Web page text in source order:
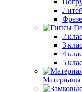
2
3
4
5
Материалы